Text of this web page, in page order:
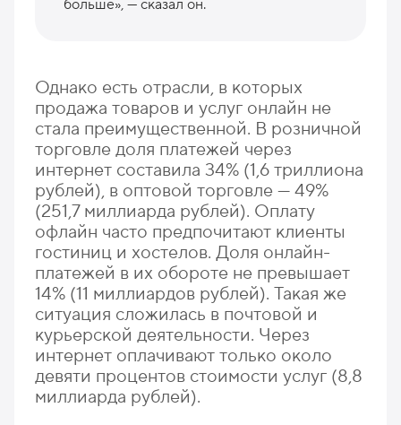
больше», — сказал он.
Однако есть отрасли, в которых
продажа товаров и услуг онлайн не
стала преимущественной. В розничной
торговле доля платежей через
интернет составила 34% (1,6 триллиона
рублей), в оптовой торговле — 49%
(251,7 миллиарда рублей). Оплату
офлайн часто предпочитают клиенты
гостиниц и хостелов. Доля онлайн-
платежей в их обороте не превышает
14% (11 миллиардов рублей). Такая же
ситуация сложилась в почтовой и
курьерской деятельности. Через
интернет оплачивают только около
девяти процентов стоимости услуг (8,8
миллиарда рублей).